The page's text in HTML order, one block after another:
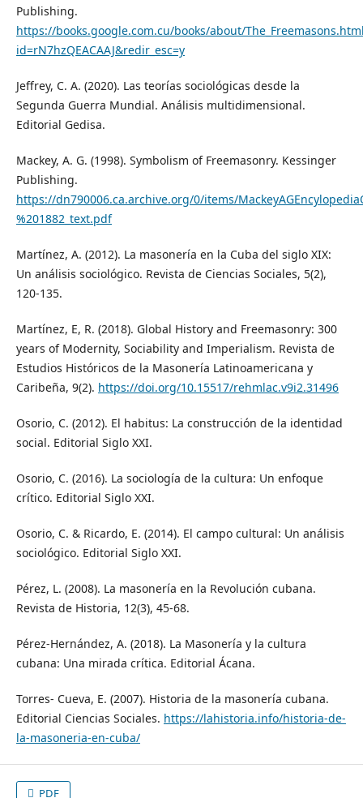
Publishing.
https://books.google.com.cu/books/about/
id=rN7hzQEACAAJ&redir_esc=y
Jeffrey, C. A. (2020). Las teorías sociológicas desde la
Segunda Guerra Mundial. Análisis multidimensional.
Editorial Gedisa.
Mackey, A. G. (1998). Symbolism of Freemasonry. Kessinger
Publishing.
https://dn790006.ca.archive.org/0/items/
%201882_text.pdf
Martínez, A. (2012). La masonería en la Cuba del siglo XIX:
Un análisis sociológico. Revista de Ciencias Sociales, 5(2),
120-135.
Martínez, E, R. (2018). Global History and Freemasonry: 300
years of Modernity, Sociability and Imperialism. Revista de
Estudios Históricos de la Masonería Latinoamericana y
Caribeña, 9(2). https://doi.org/10.15517/rehmlac.v9i2.31496
Osorio, C. (2012). El habitus: La construcción de la identidad
social. Editorial Siglo XXI.
Osorio, C. (2016). La sociología de la cultura: Un enfoque
crítico. Editorial Siglo XXI.
Osorio, C. & Ricardo, E. (2014). El campo cultural: Un análisis
sociológico. Editorial Siglo XXI.
Pérez, L. (2008). La masonería en la Revolución cubana.
Revista de Historia, 12(3), 45-68.
Pérez-Hernández, A. (2018). La Masonería y la cultura
cubana: Una mirada crítica. Editorial Ácana.
Torres- Cueva, E. (2007). Historia de la masonería cubana.
Editorial Ciencias Sociales. https://lahistoria.info/historia-de-
la-masoneria-en-cuba/
PDF